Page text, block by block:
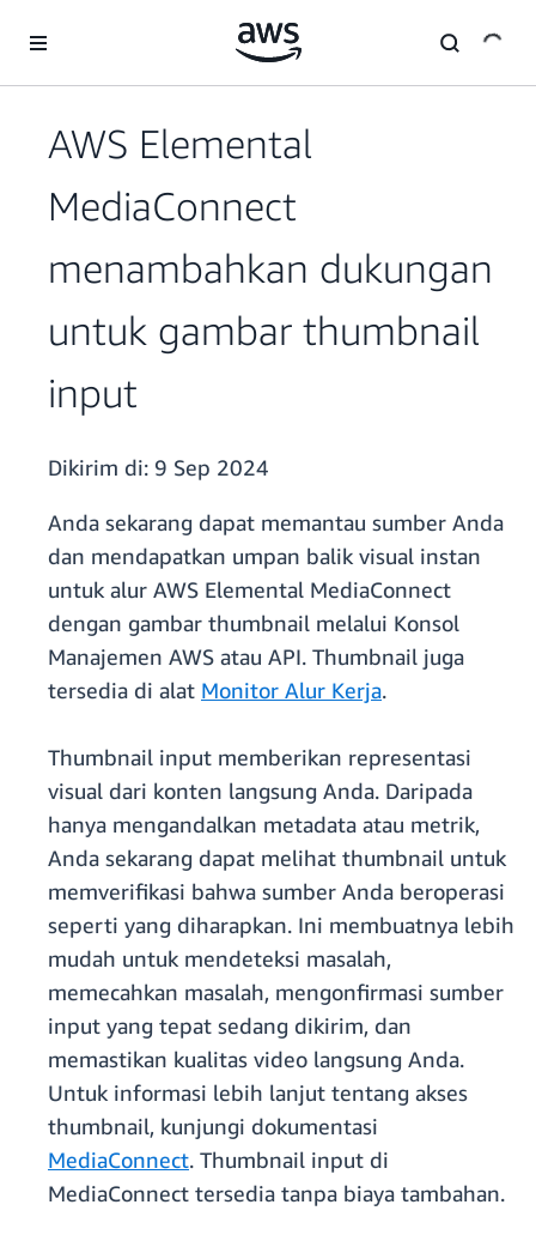
AWS Elemental
MediaConnect
menambahkan dukungan
untuk gambar thumbnail
input
Dikirim di: 9 Sep 2024
Anda sekarang dapat memantau sumber Anda
dan mendapatkan umpan balik visual instan
untuk alur AWS Elemental MediaConnect
dengan gambar thumbnail melalui Konsol
Manajemen AWS atau API. Thumbnail juga
tersedia di alat Monitor Alur Kerja.
Thumbnail input memberikan representasi
visual dari konten langsung Anda. Daripada
hanya mengandalkan metadata atau metrik,
Anda sekarang dapat melihat thumbnail untuk
memverifikasi bahwa sumber Anda beroperasi
seperti yang diharapkan. Ini membuatnya lebih
mudah untuk mendeteksi masalah,
memecahkan masalah, mengonfirmasi sumber
input yang tepat sedang dikirim, dan
memastikan kualitas video langsung Anda.
Untuk informasi lebih lanjut tentang akses
thumbnail, kunjungi dokumentasi
MediaConnect. Thumbnail input di
MediaConnect tersedia tanpa biaya tambahan.